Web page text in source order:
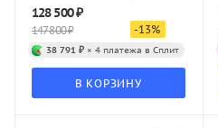
128 500₽
147 800₽ -13%
38 791 ₽ × 4 платежа в Сплит
В КОРЗИНУ